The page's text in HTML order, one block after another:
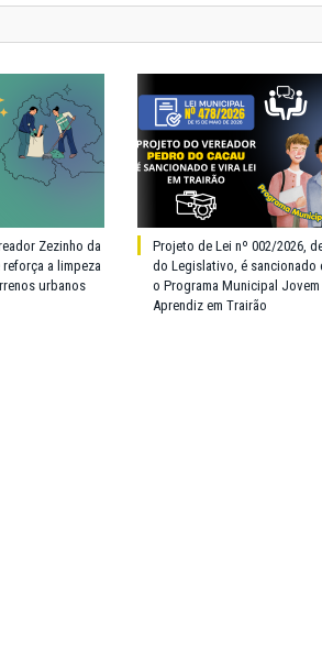
Zezinho da
reforça a limpeza
urbanos
Projeto de Lei nº 002/2026,
do Legislativo, é sancionado
o Programa Municipal Jovem
Aprendiz em Trairão